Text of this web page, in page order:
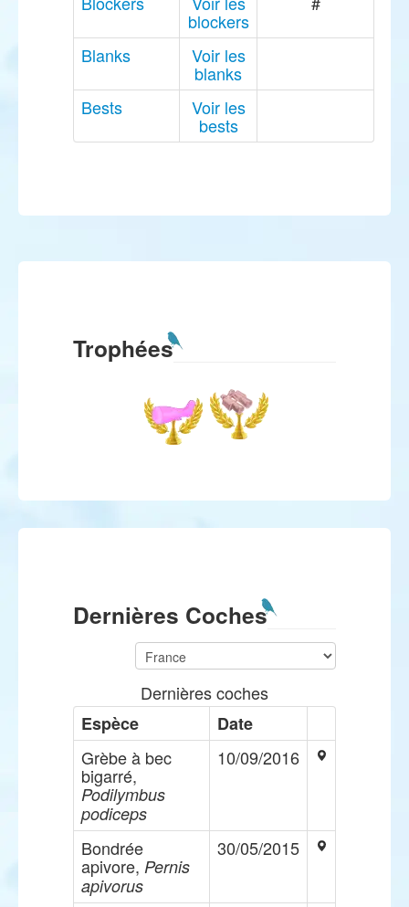
blockers
Blanks Voir les
blanks
Bests
Voir les
bests
Trophées
Dernières Coches
Dernières coches
Espèce
Date
Grèbe à bec
bigarré,
Podilymbus
podiceps
10/09/2016
Bondrée
apivore, Pernis
apivorus
30/05/2015